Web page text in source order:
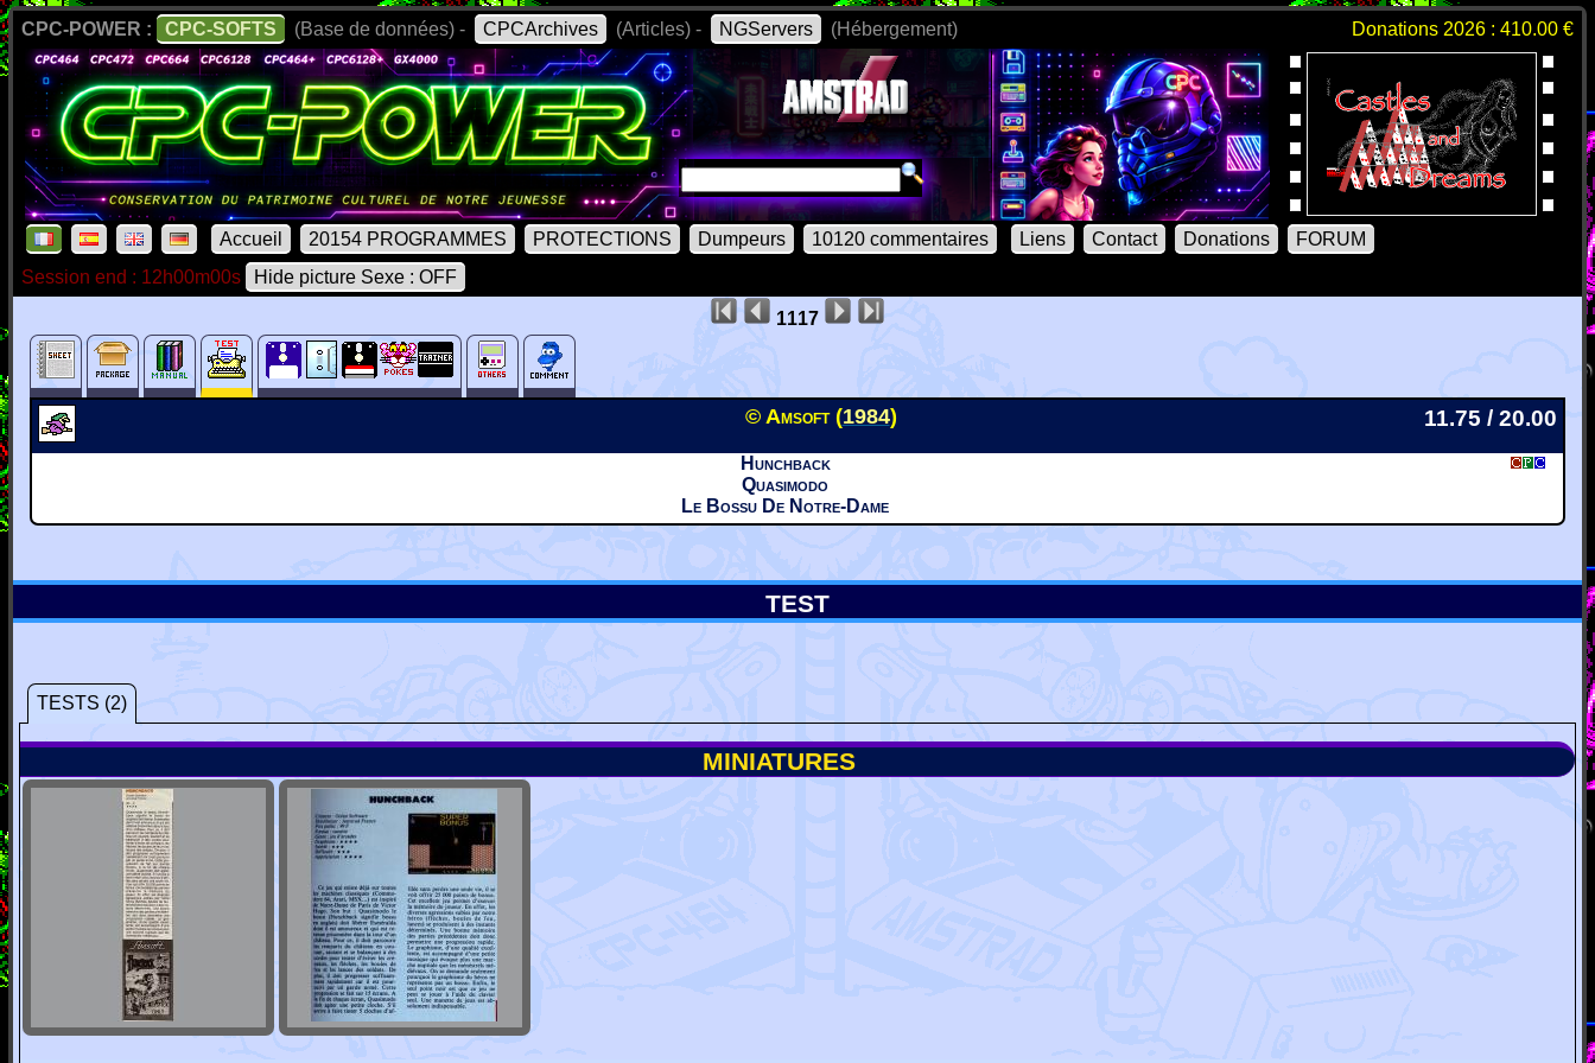
CPC-POWER : CPC-SOFTS (Base de données) - CPCArchives (Articles) - NGServers (Hébergement) Donations 2026 : 410.00 €
Accueil 20154 PROGRAMMES PROTECTIONS Dumpeurs 10120 commentaires Liens Contact Donations
FORUM
Session end : 12h00m00s
Hide picture Sexe : OFF
1117
© Amsoft (1984) 11.75 / 20.00
Hunchback
Quasimodo
Le Bossu De Notre-Dame
TEST
TESTS (2)
MINIATURES